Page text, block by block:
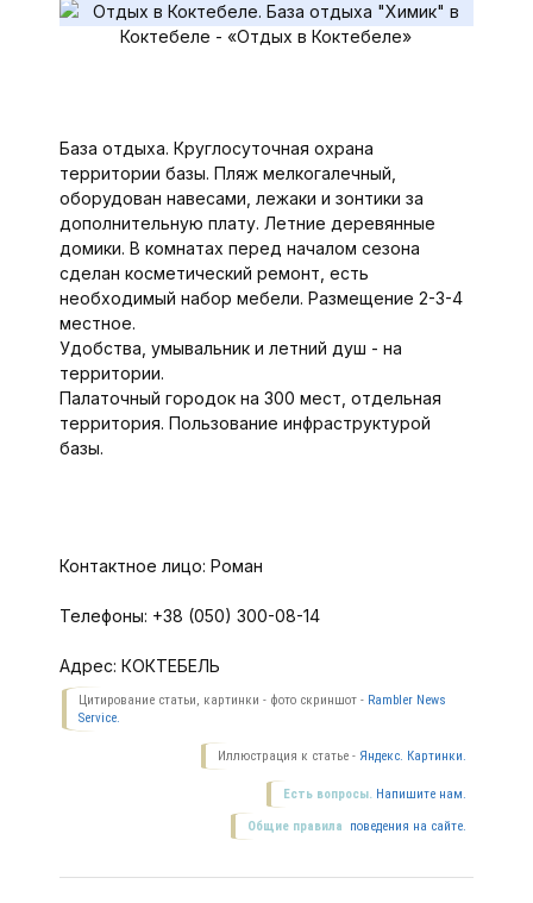
База отдыха. Круглосуточная охрана
территории базы. Пляж мелкогалечный,
оборудован навесами, лежаки и зонтики за
дополнительную плату. Летние деревянные
домики. В комнатах перед началом сезона
сделан косметический ремонт, есть
необходимый набор мебели. Размещение 2-3-4
местное.
Удобства, умывальник и летний душ - на
территории.
Палаточный городок на 300 мест, отдельная
территория. Пользование инфраструктурой
базы.
Контактное лицо: Роман
Телефоны: +38 (050) 300-08-14
Адрес: КОКТЕБЕЛЬ
Цитирование статьи, картинки - фото скриншот - Rambler News
Service.
Иллюстрация к статье - Яндекс. Картинки.
Есть вопросы. Напишите нам.
Общие правила поведения на сайте.